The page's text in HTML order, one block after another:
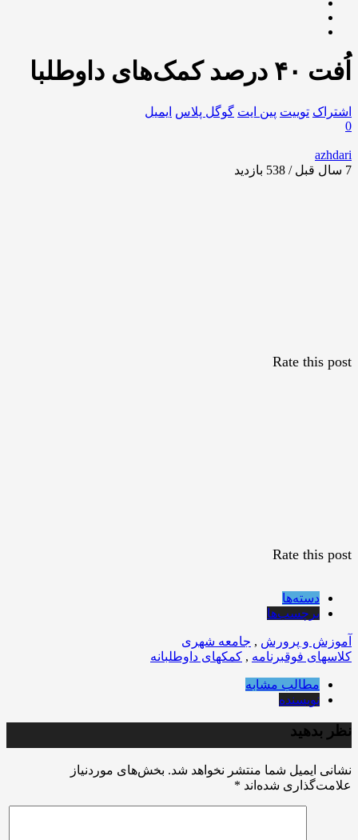
اُفت ۴۰ درصد کمک‌های داوطلبا
اشتراک توییت پین ایت گوگل‌ پلاس ایمیل
0
azhdari
7 سال قبل / 538
بازدید
Rate this post
Rate this post
دسته‌ها
برچسب‌ها
آموزش و پرورش , جامعه شهری
کلاسهای فوقبرنامه , کمکهای داوطلبانه
مطالب مشابه
نویسنده
نظر بدهید
نشانی ایمیل شما منتشر نخواهد شد. بخش‌های موردنیاز
علامت‌گذاری شده‌اند *